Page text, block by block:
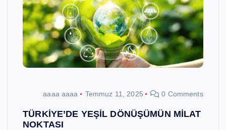
aaaa aaaa Temmuz 11, 2025 0 Comments
TÜRKİYE’DE YEŞİL DÖNÜŞÜMÜN MİLAT
NOKTASI